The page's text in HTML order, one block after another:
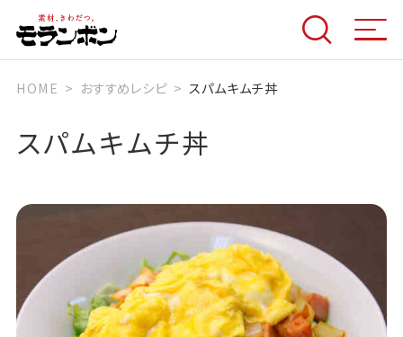
HOME おすすめレシピ スパムキムチ丼
スパムキムチ丼